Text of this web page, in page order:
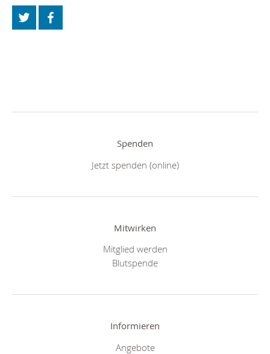
Spenden
Jetzt spenden (online)
Mitwirken
Mitglied werden
Blutspende
Informieren
Angebote